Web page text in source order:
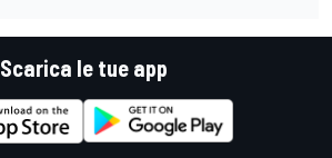
Scarica le tue app